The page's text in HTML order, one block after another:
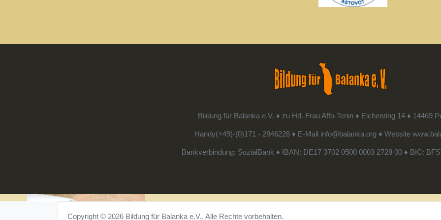
Bildung für Balanka e.V. ♦ zu Hd. Frau Affo-Tenin ♦ Eichenring 14 ♦ 14469
Handy(+49)-(0)171 - 2846228 ♦ E-Mail info@balanka.org ♦ Website
Bankverbindung: SozialBank ♦ IBAN: DE17 3702 0500 0003 2728 00 ♦ BIC:
Copyright © 2026 Bildung für Balanka e.V.. Alle Rechte vorbehalten.